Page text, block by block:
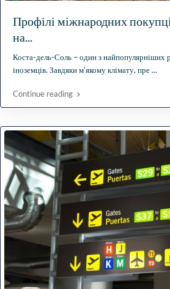
Профілі міжнародних
на...
Коста-дель-Соль – один з найпопулярніших
іноземців. Завдяки м’якому клімату, пре...
Continue reading